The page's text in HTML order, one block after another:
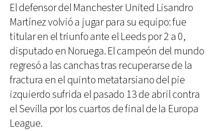
El defensor del Manchester United Lisandro
Martínez volvió a jugar para su equipo: fue
titular en el triunfo ante el Leeds por 2 a 0,
disputado en Noruega. El campeón del mundo
regresó a las canchas tras recuperarse de la
fractura en el quinto metatarsiano del pie
izquierdo sufrida el pasado 13 de abril contra
el Sevilla por los cuartos de final de la Europa
League.